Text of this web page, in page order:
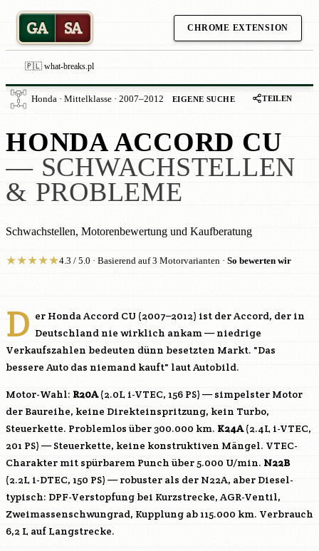
GA SA CHROME EXTENSION
🇵🇱 what-breaks.pl
Honda · Mittelklasse · 2007–2012 EIGENE SUCHE TEILEN
HONDA ACCORD CU
— SCHWACHSTELLEN
& PROBLEME
Schwachstellen, Motorenbewertung und Kaufberatung
★★★★★4.3 / 5.0 · Basierend auf 3 Motorvarianten · So bewerten wir
D er Honda Accord CU (2007–2012) ist der Accord, der in
Deutschland nie wirklich ankam — niedrige
Verkaufszahlen bedeuten dünn besetzten Markt. "Das
bessere Auto das niemand kauft" laut Autobild.
Motor-Wahl: R20A(2.0L i-VTEC, 156 PS) — simpelster Motor
der Baureihe, keine Direkteinspritzung, kein Turbo,
Steuerkette. Problemlos über 300.000 km. K24A(2.4L i-VTEC,
201 PS) — Steuerkette, keine konstruktiven Mängel. VTEC-
Charakter mit spürbarem Punch über 5.000 U/min. N22B
(2.2L i-DTEC, 150 PS) — robuster als der N22A, aber Diesel-
typisch: DPF-Verstopfung bei Kurzstrecke, AGR-Ventil,
Zweimassenschwungrad, Kupplung ab 115.000 km. Verbrauch
6,2 L auf Langstrecke.